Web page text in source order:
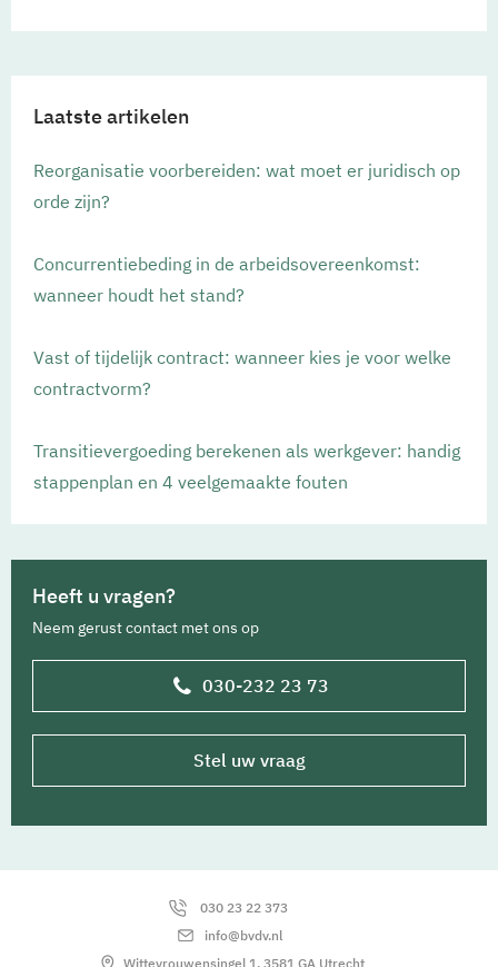
Laatste artikelen
Reorganisatie voorbereiden: wat moet er juridisch op
orde zijn?
Concurrentiebeding in de arbeidsovereenkomst:
wanneer houdt het stand?
Vast of tijdelijk contract: wanneer kies je voor welke
contractvorm?
Transitievergoeding berekenen als werkgever: handig
stappenplan en 4 veelgemaakte fouten
Heeft u vragen?
Neem gerust contact met ons op
030-232 23 73
Stel uw vraag
030 23 22 373
info@bvdv.nl
Wittevrouwensingel 1, 3581 GA Utrecht